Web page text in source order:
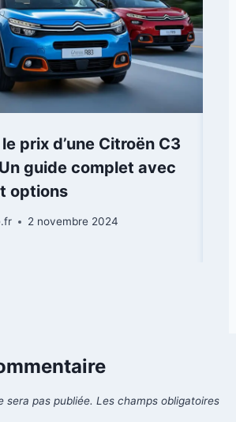
prix d’une Citroën C3
guide complet avec
options
2 novembre 2024
sera pas publiée. Les champs obligatoires